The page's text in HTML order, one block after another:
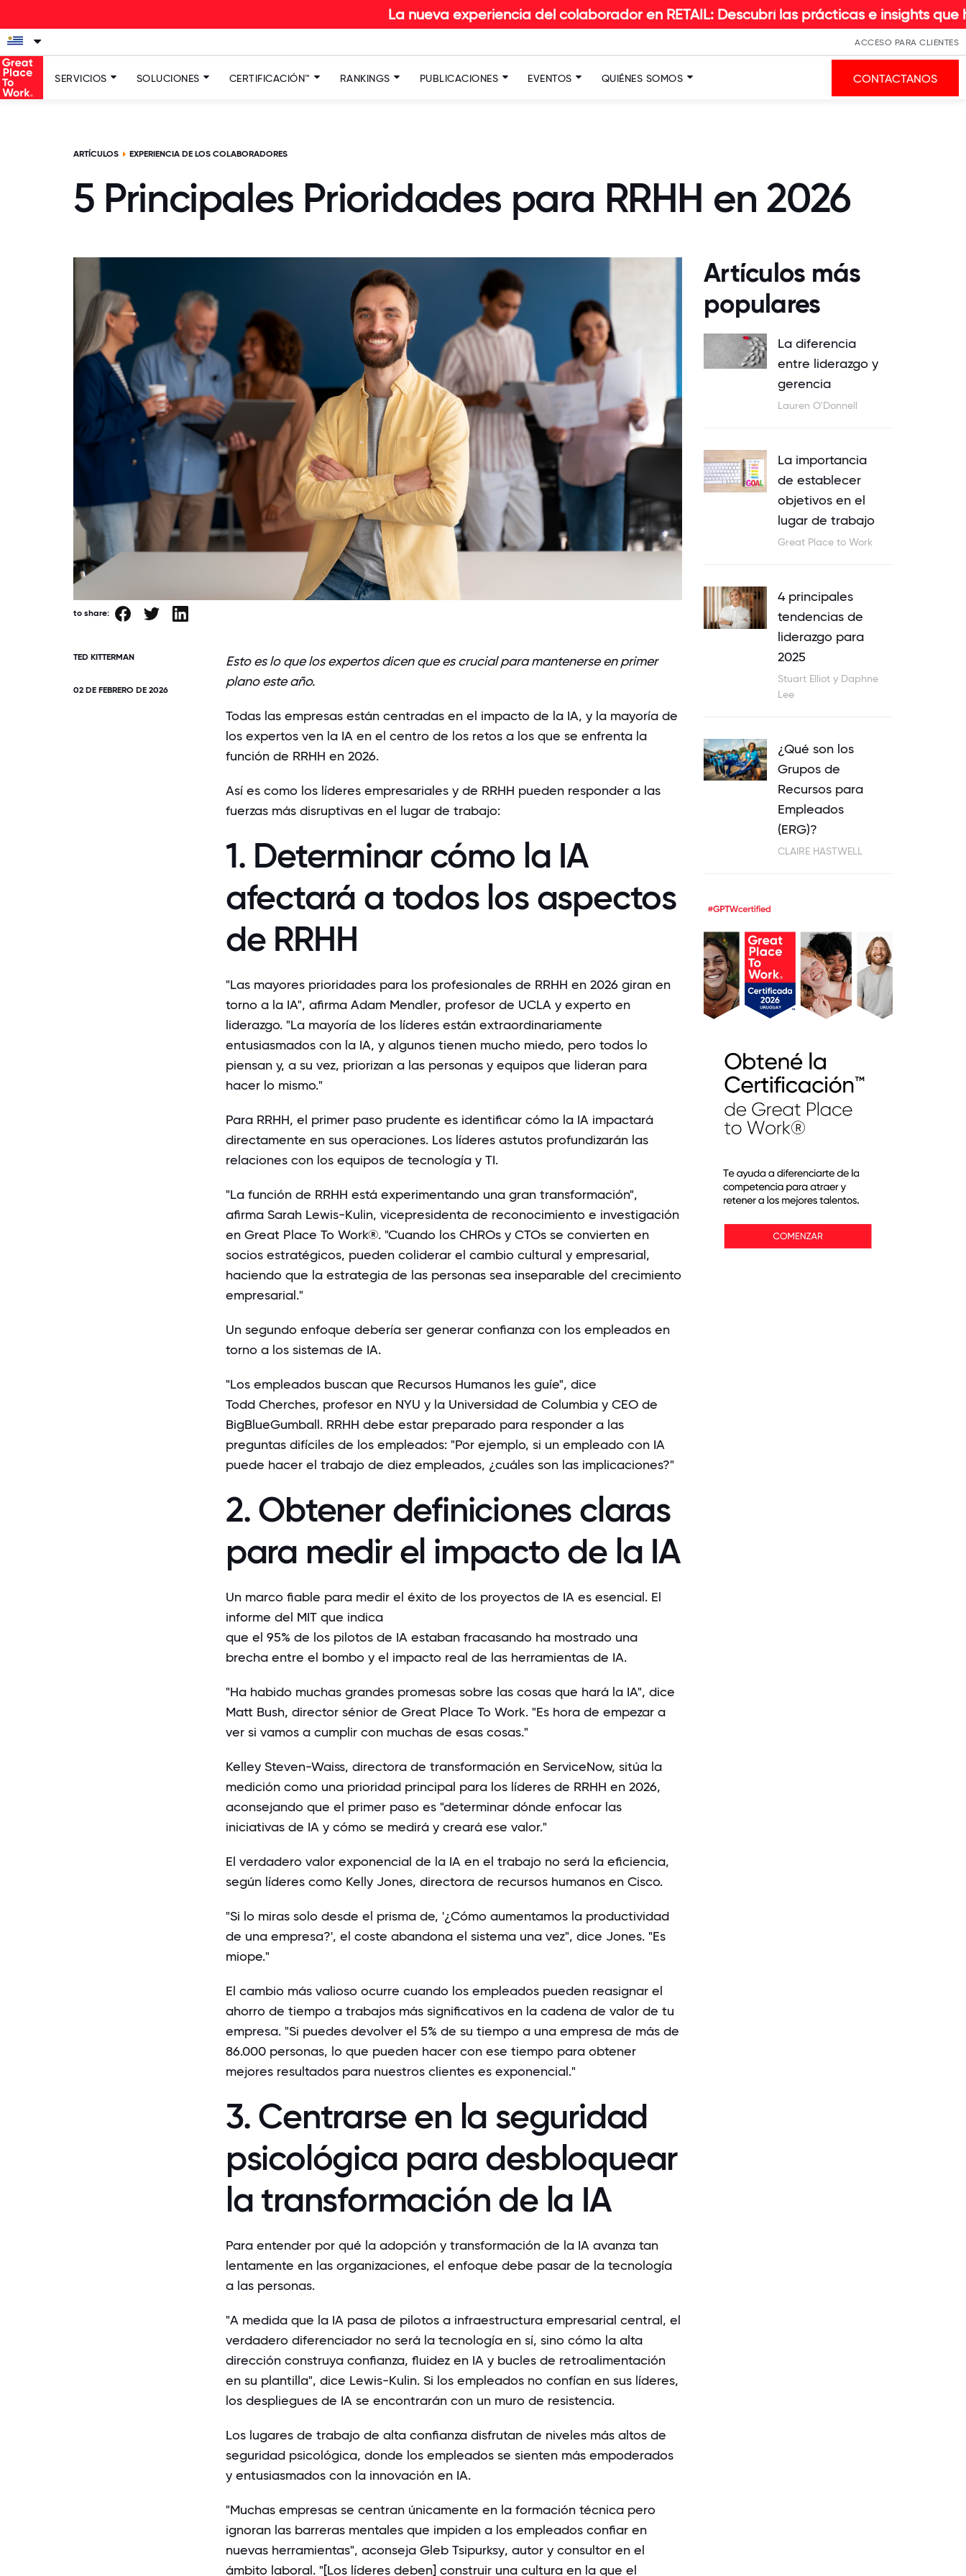
La nueva experiencia del colaborador en RETAIL: Descubrí las prácticas e insights que hacen la
ACCESO PARA CLIENTES
SERVICIOS SOLUCIONES CERTIFICACIÓN™ RANKINGS PUBLICACIONES EVENTOS QUIÉNES SOMOS CONTACTANOS
ARTÍCULOS EXPERIENCIA DE LOS COLABORADORES
5 Principales Prioridades para RRHH en 2026
to share:
TED KITTERMAN
02 DE FEBRERO DE 2026
Esto es lo que los expertos dicen que es crucial para mantenerse en primer
plano este año.
Todas las empresas están centradas en el impacto de la IA, y la mayoría de
los expertos ven la IA en el centro de los retos a los que se enfrenta la
función de RRHH en 2026.
Así es como los líderes empresariales y de RRHH pueden responder a las
fuerzas más disruptivas en el lugar de trabajo:
1. Determinar cómo la IA
afectará a todos los aspectos
de RRHH
"Las mayores prioridades para los profesionales de RRHH en 2026 giran en
torno a la IA", afirma Adam Mendler, profesor de UCLA y experto en
liderazgo. "La mayoría de los líderes están extraordinariamente
entusiasmados con la IA, y algunos tienen mucho miedo, pero todos lo
piensan y, a su vez, priorizan a las personas y equipos que lideran para
hacer lo mismo."
Para RRHH, el primer paso prudente es identificar cómo la IA impactará
directamente en sus operaciones. Los líderes astutos profundizarán las
relaciones con los equipos de tecnología y TI.
"La función de RRHH está experimentando una gran transformación",
afirma Sarah Lewis-Kulin, vicepresidenta de reconocimiento e investigación
en Great Place To Work®. "Cuando los CHROs y CTOs se convierten en
socios estratégicos, pueden coliderar el cambio cultural y empresarial,
haciendo que la estrategia de las personas sea inseparable del crecimiento
empresarial."
Un segundo enfoque debería ser generar confianza con los empleados en
torno a los sistemas de IA.
"Los empleados buscan que Recursos Humanos les guíe", dice
Todd Cherches, profesor en NYU y la Universidad de Columbia y CEO de
BigBlueGumball. RRHH debe estar preparado para responder a las
preguntas difíciles de los empleados: "Por ejemplo, si un empleado con IA
puede hacer el trabajo de diez empleados, ¿cuáles son las implicaciones?"
2. Obtener definiciones claras
para medir el impacto de la IA
Un marco fiable para medir el éxito de los proyectos de IA es esencial. El
informe del MIT que indica
que el 95% de los pilotos de IA estaban fracasando ha mostrado una
brecha entre el bombo y el impacto real de las herramientas de IA.
"Ha habido muchas grandes promesas sobre las cosas que hará la IA", dice
Matt Bush, director sénior de Great Place To Work. "Es hora de empezar a
ver si vamos a cumplir con muchas de esas cosas."
Kelley Steven-Waiss, directora de transformación en ServiceNow, sitúa la
medición como una prioridad principal para los líderes de RRHH en 2026,
aconsejando que el primer paso es "determinar dónde enfocar las
iniciativas de IA y cómo se medirá y creará ese valor."
El verdadero valor exponencial de la IA en el trabajo no será la eficiencia,
según líderes como Kelly Jones, directora de recursos humanos en Cisco.
"Si lo miras solo desde el prisma de, '¿Cómo aumentamos la productividad
de una empresa?', el coste abandona el sistema una vez", dice Jones. "Es
miope."
El cambio más valioso ocurre cuando los empleados pueden reasignar el
ahorro de tiempo a trabajos más significativos en la cadena de valor de tu
empresa. "Si puedes devolver el 5% de su tiempo a una empresa de más de
86.000 personas, lo que pueden hacer con ese tiempo para obtener
mejores resultados para nuestros clientes es exponencial."
3. Centrarse en la seguridad
psicológica para desbloquear
la transformación de la IA
Para entender por qué la adopción y transformación de la IA avanza tan
lentamente en las organizaciones, el enfoque debe pasar de la tecnología
a las personas.
"A medida que la IA pasa de pilotos a infraestructura empresarial central, el
verdadero diferenciador no será la tecnología en sí, sino cómo la alta
dirección construya confianza, fluidez en IA y bucles de retroalimentación
en su plantilla", dice Lewis-Kulin. Si los empleados no confían en sus líderes,
los despliegues de IA se encontrarán con un muro de resistencia.
Los lugares de trabajo de alta confianza disfrutan de niveles más altos de
seguridad psicológica, donde los empleados se sienten más empoderados
y entusiasmados con la innovación en IA.
"Muchas empresas se centran únicamente en la formación técnica pero
ignoran las barreras mentales que impiden a los empleados confiar en
nuevas herramientas", aconseja Gleb Tsipurksy, autor y consultor en el
ámbito laboral. "[Los líderes deben] construir una cultura en la que el
Artículos más
populares
La diferencia
entre liderazgo y
gerencia
Lauren O'Donnell
La importancia
de establecer
objetivos en el
lugar de trabajo
Great Place to Work
4 principales
tendencias de
liderazgo para
2025
Stuart Elliot y Daphne
Lee
¿Qué son los
Grupos de
Recursos para
Empleados
(ERG)?
CLAIRE HASTWELL